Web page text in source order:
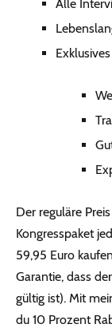
Alle
Der reguläre
Kongresspaket
59,95 Euro
Garantie, dass
gültig ist). Mit
du 10 Prozent